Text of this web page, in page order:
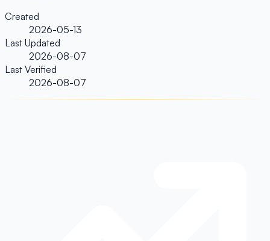
Created
2026-05-13
Last Updated
2026-08-07
Last Verified
2026-08-07